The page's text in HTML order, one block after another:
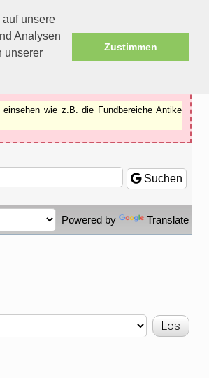
unsere
Analysen
unserer
Zustimmen
wie z.B. die Fundbereiche Antike
Suchen
Powered by Translate